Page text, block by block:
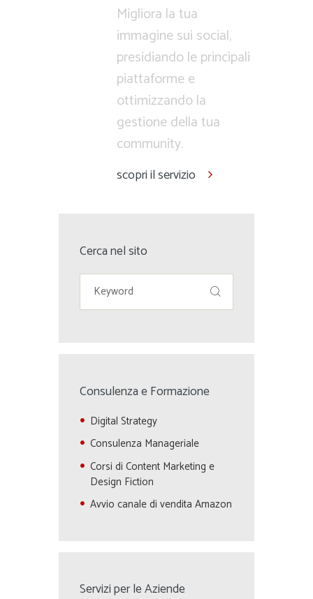
Migliora la tua
immagine sui social,
presidiando le principali
piattaforme e
ottimizzando la
gestione della tua
community.
scopri il servizio
Cerca nel sito
Consulenza e Formazione
Digital Strategy
Consulenza Manageriale
Corsi di Content Marketing e
Design Fiction
Avvio canale di vendita Amazon
Servizi per le Aziende